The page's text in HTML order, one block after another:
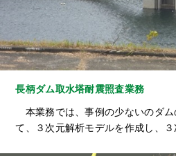
長柄ダム取水塔耐震照査業務
本業務では、事例の少ないのダム
て、３次元解析モデルを作成し、３